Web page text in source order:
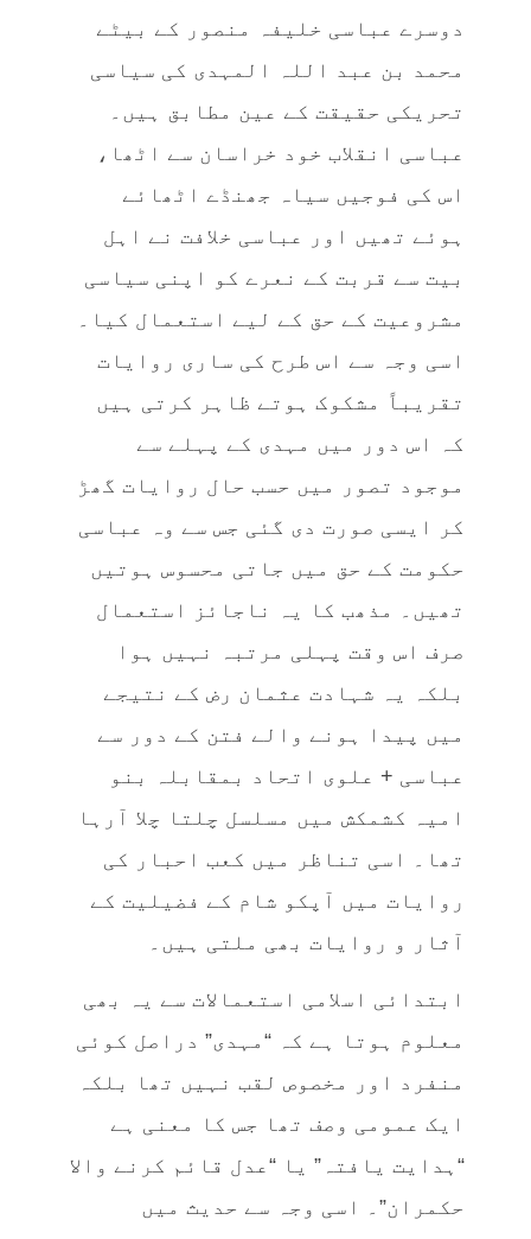
دوسرے عباسی خلیفہ منصور کے بیٹے
محمد بن عبد اللہ المہدی کی سیاسی
تحریکی حقیقت کے عین مطابق ہیں۔
عباسی انقلاب خود خراسان سے اٹھا،
اس کی فوجیں سیاہ جھنڈے اٹھائے
ہوئے تھیں اور عباسی خلافت نے اہل
بیت سے قربت کے نعرے کو اپنی سیاسی
مشروعیت کے حق کے لیے استعمال کیا۔
اسی وجہ سے اس طرح کی ساری روایات
تقریباً مشکوک ہوتے ظاہر کرتی ہیں
کہ اس دور میں مہدی کے پہلے سے
موجود تصور میں حسب حال روایات گھڑ
کر ایسی صورت دی گئی جس سے وہ عباسی
حکومت کے حق میں جاتی محسوس ہوتیں
تھیں۔ مذھب کا یہ ناجائز استعمال
صرف اس وقت پہلی مرتبہ نہیں ہوا
بلکہ یہ شہادت عثمان رض کے نتیجے
میں پیدا ہونے والے فتن کے دور سے
عباسی + علوی اتحاد بمقابلہ بنو
امیہ کشمکش میں مسلسل چلتا چلا آرہا
تھا۔ اسی تناظر میں کعب احبار کی
روایات میں آپکو شام کے فضیلیت کے
آثار و روایات بھی ملتی ہیں۔
ابتدائی اسلامی استعمالات سے یہ بھی
معلوم ہوتا ہے کہ “مہدی” دراصل کوئی
منفرد اور مخصوص لقب نہیں تھا بلکہ
ایک عمومی وصف تھا جس کا معنی ہے
“ہدایت یافتہ” یا “عدل قائم کرنے والا
حکمران”۔ اسی وجہ سے حدیث میں